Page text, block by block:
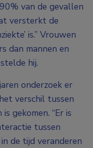
van de gevallen
versterkt de
is.” Vrouwen
dan mannen en
hij.
onderzoek er
verschil tussen
gekomen. “Er is
tussen
de tijd veranderen